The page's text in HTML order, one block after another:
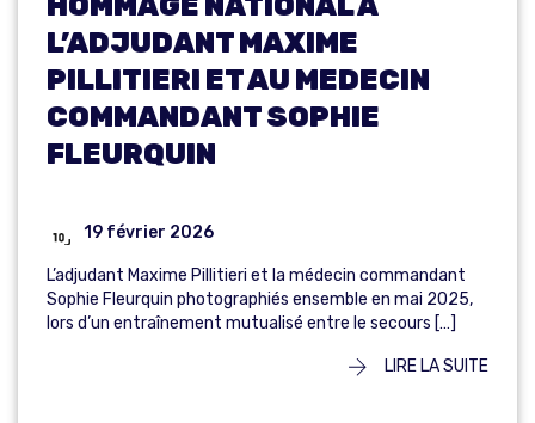
L’ADJUDANT MAXIME
PILLITIERI ET AU MEDECIN
COMMANDANT SOPHIE
FLEURQUIN
19 février 2026
L’adjudant Maxime Pillitieri et la médecin commandant
Sophie Fleurquin photographiés ensemble en mai 2025,
lors d’un entraînement mutualisé entre le secours […]
LIRE LA SUITE